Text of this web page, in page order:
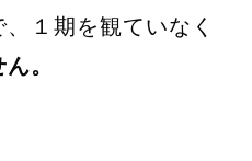
１期を観ていなく
。